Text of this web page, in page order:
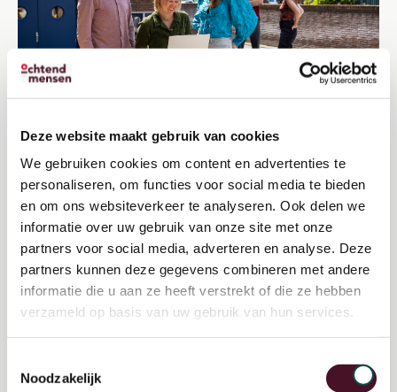
Deze website maakt gebruik van cookies
We gebruiken cookies om content en advertenties te
personaliseren, om functies voor social media te bieden
en om ons websiteverkeer te analyseren. Ook delen we
informatie over uw gebruik van onze site met onze
partners voor social media, adverteren en analyse. Deze
partners kunnen deze gegevens combineren met andere
informatie die u aan ze heeft verstrekt of die ze hebben
verzameld op basis van uw gebruik van hun services.
Noodzakelijk
Masterclass Altrecht bevlogen
medewerker en
veranderkundig kijken